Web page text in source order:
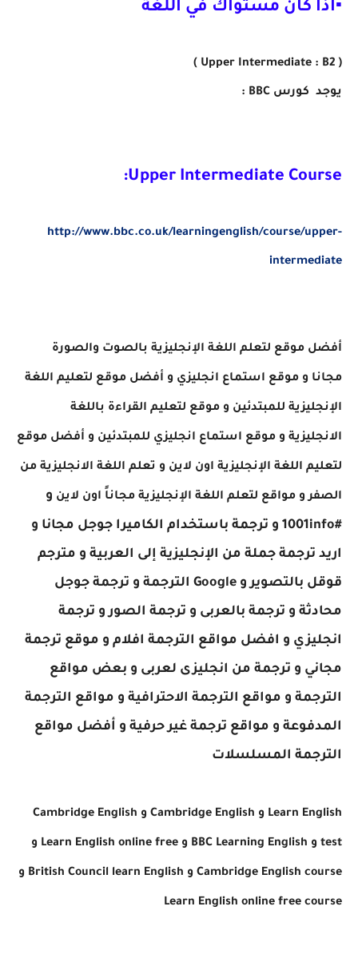
▪اذا كان مستواك في اللغة
( Upper Intermediate : B2 )
يوجد كورس BBC :
Upper Intermediate Course:
http://www.bbc.co.uk/learningenglish/course/upper-
intermediate
أفضل موقع لتعلم اللغة الإنجليزية بالصوت والصورة
مجانا و موقع استماع انجليزي و أفضل موقع لتعليم اللغة
الإنجليزية للمبتدئين و موقع لتعليم القراءة باللغة
الانجليزية و موقع استماع انجليزي للمبتدئين و أفضل موقع
لتعليم اللغة الإنجليزية اون لاين و تعلم اللغة الانجليزية من
الصفرو مواقع لتعلم اللغة الإنجليزية مجاناً اون لاين و
#1001info و ترجمة باستخدام الكاميرا جوجل مجانا و
اريد ترجمة جملة من الإنجليزية إلى العربية و مترجم
قوقل بالتصويرو Google الترجمة
و ترجمة جوجل
محادثة و ترجمة بالعربى و ترجمة الصورو ترجمة
انجليزي و افضل مواقع الترجمة افلام و موقع ترجمة
مجاني و ترجمة من انجليزى لعربى و بعض مواقع
الترجمة و مواقع الترجمة الاحترافية و مواقع الترجمة
المدفوعة و مواقع ترجمة غير حرفية و أفضل مواقع
الترجمة المسلسلات
Learn English و Cambridge English و Cambridge English
test و BBC Learning English و Learn English online free و
Cambridge English course و British Council learn English و
Learn English online free course